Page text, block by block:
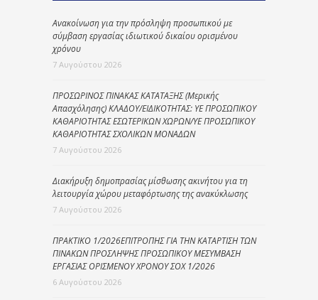
Ανακοίνωση για την πρόσληψη προσωπικού με
σύμβαση εργασίας ιδιωτικού δικαίου ορισμένου
χρόνου
7 Αυγούστου 2026
ΠΡΟΣΩΡΙΝΟΣ ΠΙΝΑΚΑΣ ΚΑΤΑΤΑΞΗΣ (Μερικής
Απασχόλησης) ΚΛΑΔΟΥ/ΕΙΔΙΚΟΤΗΤΑΣ: ΥΕ ΠΡΟΣΩΠΙΚΟΥ
ΚΑΘΑΡΙΟΤΗΤΑΣ ΕΣΩΤΕΡΙΚΩΝ ΧΩΡΩΝ/ΥΕ ΠΡΟΣΩΠΙΚΟΥ
ΚΑΘΑΡΙΟΤΗΤΑΣ ΣΧΟΛΙΚΩΝ ΜΟΝΑΔΩΝ
7 Αυγούστου 2026
Διακήρυξη δημοπρασίας μίσθωσης ακινήτου για τη
λειτουργία χώρου μεταφόρτωσης της ανακύκλωσης
7 Αυγούστου 2026
ΠΡΑΚΤΙΚΟ 1/2026ΕΠΙΤΡΟΠΗΣ ΓΙΑ ΤΗΝ ΚΑΤΑΡΤΙΣΗ ΤΩΝ
ΠΙΝΑΚΩΝ ΠΡΟΣΛΗΨΗΣ ΠΡΟΣΩΠΙΚΟΥ ΜΕΣΥΜΒΑΣΗ
ΕΡΓΑΣΙΑΣ ΟΡΙΣΜΕΝΟΥ ΧΡΟΝΟΥ ΣΟΧ 1/2026
6 Αυγούστου 2026